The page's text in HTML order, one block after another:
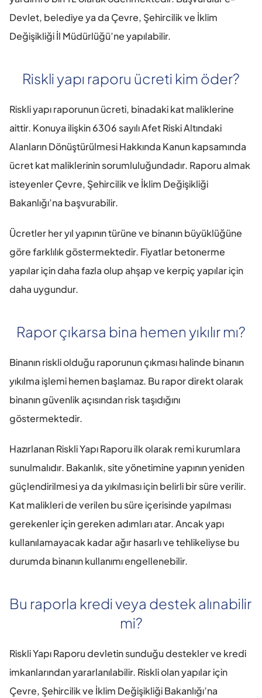
Devlet, belediye ya da Çevre, Şehircilik ve İklim
Değişikliği İl Müdürlüğü’ne yapılabilir.
Riskli yapı raporu ücreti kim öder?
Riskli yapı raporunun ücreti, binadaki kat maliklerine
aittir. Konuya ilişkin 6306 sayılı Afet Riski Altındaki
Alanların Dönüştürülmesi Hakkında Kanun kapsamında
ücret kat maliklerinin sorumluluğundadır. Raporu almak
isteyenler Çevre, Şehircilik ve İklim Değişikliği
Bakanlığı’na başvurabilir.
Ücretler her yıl yapının türüne ve binanın büyüklüğüne
göre farklılık göstermektedir. Fiyatlar betonerme
yapılar için daha fazla olup ahşap ve kerpiç yapılar için
daha uygundur.
Rapor çıkarsa bina hemen yıkılır mı?
Binanın riskli olduğu raporunun çıkması halinde binanın
yıkılma işlemi hemen başlamaz. Bu rapor direkt olarak
binanın güvenlik açısından risk taşıdığını
göstermektedir.
Hazırlanan Riskli Yapı Raporu ilk olarak remi kurumlara
sunulmalıdır. Bakanlık, site yönetimine yapının yeniden
güçlendirilmesi ya da yıkılması için belirli bir süre verilir.
Kat malikleri de verilen bu süre içerisinde yapılması
gerekenler için gereken adımları atar. Ancak yapı
kullanılamayacak kadar ağır hasarlı ve tehlikeliyse bu
durumda binanın kullanımı engellenebilir.
Bu raporla kredi veya destek alınabilir
mi?
Riskli Yapı Raporu devletin sunduğu destekler ve kredi
imkanlarından yararlanılabilir. Riskli olan yapılar için
Çevre, Şehircilik ve İklim Değişikliği Bakanlığı’na